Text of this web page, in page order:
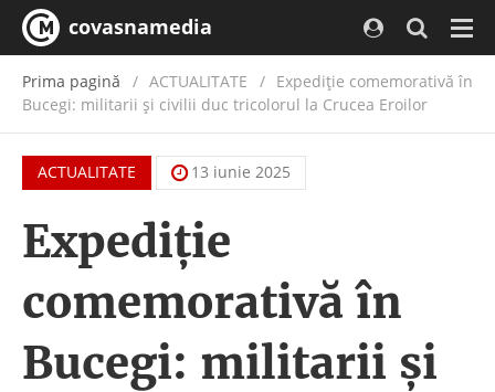
covasnamedia
Prima pagină ACTUALITATE / Expediție comemorativă în
Bucegi: militarii și civilii duc tricolorul la Crucea Eroilor
ACTUALITATE 13 iunie 2025
Expediție
comemorativă în
Bucegi: militarii și